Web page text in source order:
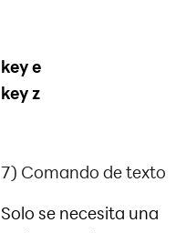
key e
key z
7) Comando de texto
Solo se necesita una